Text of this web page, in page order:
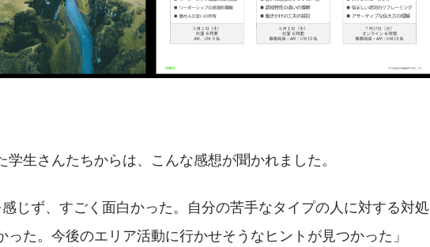
生さんたちからは、こんな感想が聞かれました。
感じず、すごく面白かった。自分の苦手なタイプの人に対する対処
た。今後のエリア活動に行かせそうなヒントが見つかった」